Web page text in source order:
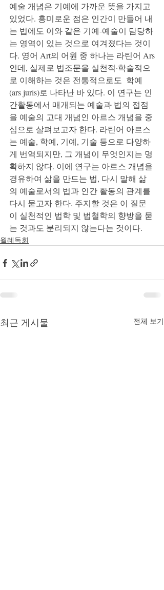
예술 개념은 기예에 가까운 뜻을 가지고
있었다. 흥미로운 점은 인간이 만들어 내
는 법에도 이와 같은 기예-예술이 담당하
는 영역이 있는 것으로 여겨졌다는 것이
다. 영어 Art의 어원 중 하나는 라틴어 Ars
인데, 실제로 법조문을 실천적·학술적으
로 이해하는 것은 전통적으로도  학예
(ars juris)로 나타난 바 있다. 이 연구는 인
간활동에서 매개되는 예술과 법의 접점
을 예술의 고대 개념인 아르스 개념을 중
심으로 살펴보고자 한다. 라틴어 아르스
는 예술, 학예, 기예, 기술 등으로 다양하
게 번역되지만, 그 개념이 무엇인지는 명
확하지 않다. 이에 연구는 아르스 개념을
경유하여 삶을 만드는 법, 다시 말해 삶
의 예술로서의 법과 인간 활동의 관계를
다시 묻고자 한다. 주지할 것은 이 질문
이 실천적인 법학 및 법철학의 향방을 묻
는 것과도 분리되지 않는다는 것이다.
월례독회
최근 게시물 전체 보기